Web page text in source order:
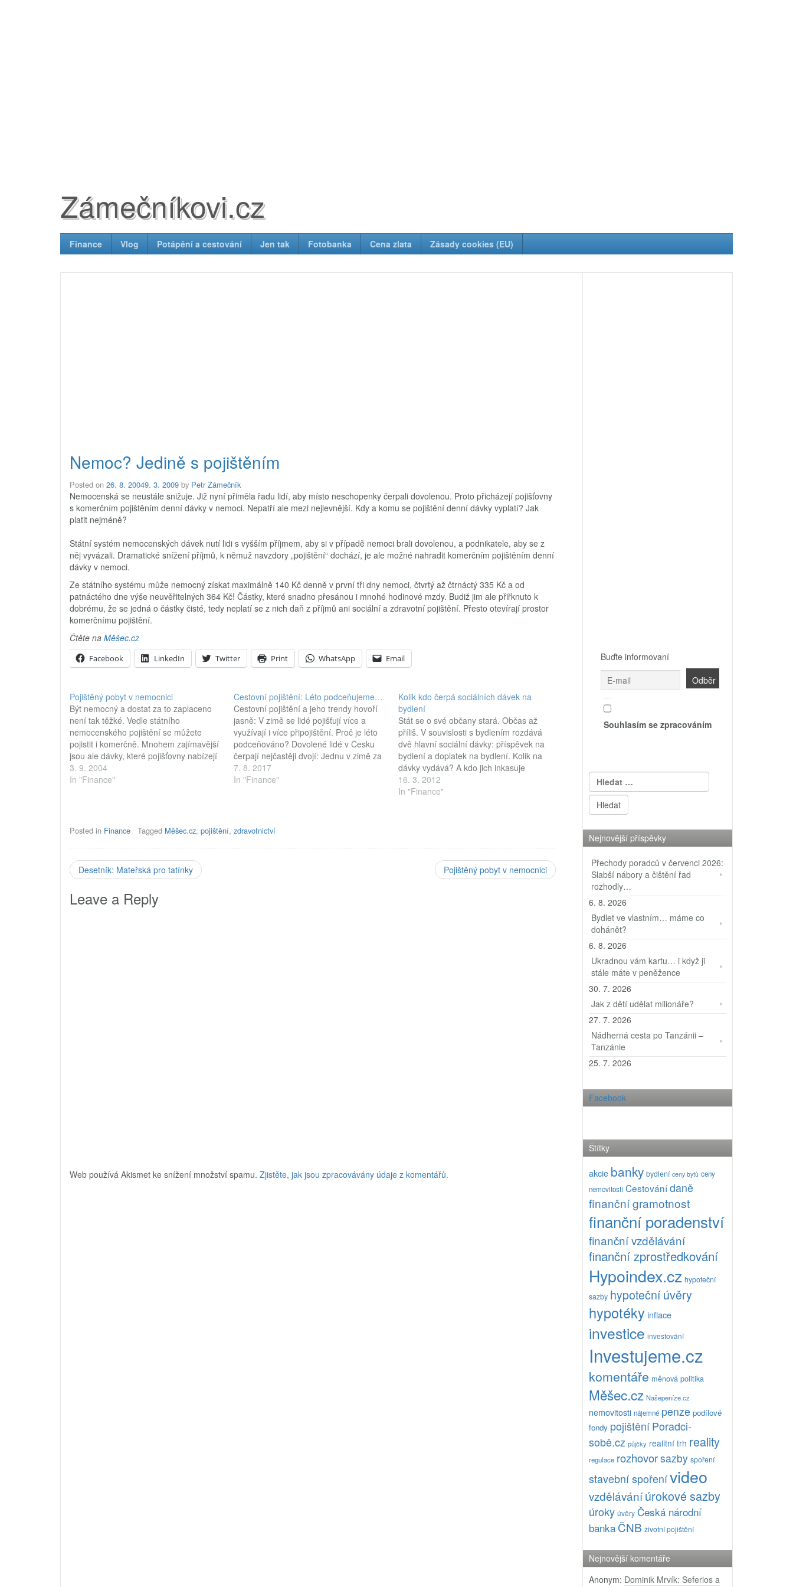
Zámečníkovi.cz
Finance Vlog Potápění a cestování Jen tak Fotobanka Cena zlata Zásady cookies (EU)
Nemoc? Jedině s pojištěním
Posted on 26. 8. 20049. 3. 2009 by Petr Zámečník
Nemocenská se neustále snižuje. Již nyní přiměla řadu lidí, aby místo neschopenky čerpali dovolenou. Proto přicházejí pojišťovny
s komerčním pojištěním denní dávky v nemoci. Nepatří ale mezi nejlevnější. Kdy a komu se pojištění denní dávky vyplatí? Jak
platit nejméně?
Státní systém nemocenských dávek nutí lidi s vyšším příjmem, aby si v případě nemoci brali dovolenou, a podnikatele, aby se z
něj vyvázali. Dramatické snížení příjmů, k němuž navzdory „pojištění“ dochází, je ale možné nahradit komerčním pojištěním denní
dávky v nemoci.
Ze státního systému může nemocný získat maximálně 140 Kč denně v první tři dny nemoci, čtvrtý až čtrnáctý 335 Kč a od
patnáctého dne výše neuvěřitelných 364 Kč! Částky, které snadno přesánou i mnohé hodinové mzdy. Budiž jim ale přiřknuto k
dobrému, že se jedná o částky čisté, tedy neplatí se z nich daň z příjmů ani sociální a zdravotní pojištění. Přesto otevírají prostor
komerčnímu pojištění.
Čtěte na Měšec.cz
Facebook LinkedIn Twitter Print WhatsApp Email
Pojištěný pobyt v nemocnici
Být nemocný a dostat za to zaplaceno
není tak těžké. Vedle státního
nemocenského pojištění se můžete
pojistit i komerčně. Mnohem zajímavější
jsou ale dávky, které pojišťovny nabízejí
svým pojištěncům při pobytu v
nemocnici. Kdy se vám vyplatí pojištění
3. 9. 2004
In "Finance"
Cestovní pojištění: Léto podceňujeme…
Cestovní pojištění a jeho trendy hovoří
jasně: V zimě se lidé pojišťují více a
využívají i více připojištění. Proč je léto
podceňováno? Dovolené lidé v Česku
čerpají nejčastěji dvojí: Jednu v zimě za
zimními sporty, a druhou v létě za
letními radovánkami a na cesty k moři.
7. 8. 2017
In "Finance"
Kolik kdo čerpá sociálních dávek na
bydlení
Stát se o své občany stará. Občas až
příliš. V souvislosti s bydlením rozdává
dvě hlavní sociální dávky: příspěvek na
bydlení a doplatek na bydlení. Kolik na
dávky vydává? A kdo jich inkasuje
nejvíce? Nemáte dostatečný příjem?
Pak si můžete zažádat o sociální dávky
16. 3. 2012
In "Finance"
Posted in Finance Tagged Měšec.cz, pojištění, zdravotnictví
Desetník: Mateřská pro tatínky Pojištěný pobyt v nemocnici
Leave a Reply
Web používá Akismet ke snížení množství spamu. Zjistěte, jak jsou zpracovávány údaje z komentářů.
Buďte informovaní
Souhlasím se zpracováním
Vyhledávání
Nejnovější příspěvky
Přechody poradců v červenci 2026:
Slabší nábory a čištění řad
rozhodly…
6. 8. 2026
Bydlet ve vlastním… máme co
dohánět?
6. 8. 2026
Ukradnou vám kartu… i když ji
stále máte v peněžence
30. 7. 2026
Jak z dětí udělat milionáře?
27. 7. 2026
Nádherná cesta po Tanzánii –
Tanzánie
25. 7. 2026
Facebook
Štítky
akcie banky bydlení ceny bytů ceny
nemovitostí Cestování daně
finanční gramotnost
finanční poradenství
finanční vzdělávání
finanční zprostředkování
Hypoindex.cz hypoteční
sazby hypoteční úvěry
hypotéky inflace
investice investování
Investujeme.cz
komentáře měnová politika
Měšec.cz Našepeníze.cz
nemovitosti nájemné penze podílové
fondy pojištění Poradci-
sobě.cz půjčky realitní trh reality
regulace rozhovorsazby spoření
stavební spořenívideo
vzdělávání úrokové sazby
úroky úvěry Česká národní
banka ČNB životní pojištění
Nejnovější komentáře
Anonym: Dominik Mrvík: Seferios a